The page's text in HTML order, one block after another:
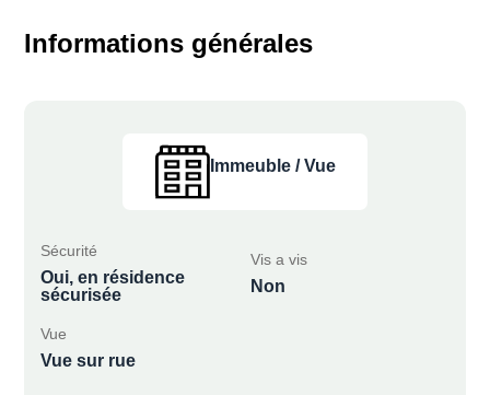
Informations générales
Immeuble / Vue
Sécurité
Oui, en résidence
sécurisée
Vis a vis
Non
Vue
Vue sur rue